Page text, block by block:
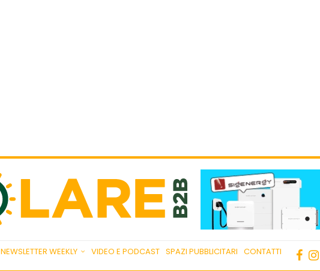
NEWSLETTER WEEKLY VIDEO E PODCAST SPAZI PUBBLICITARI CONTATTI